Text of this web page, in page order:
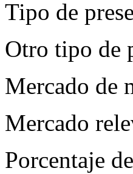
Tipo de
Otro tipo de
Mercado de
Mercado
Porcentaje